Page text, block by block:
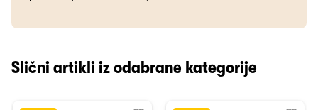
Slični artikli iz odabrane kategorije